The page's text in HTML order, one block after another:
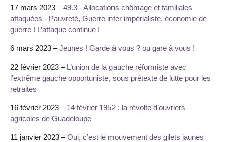
17 mars 2023 –49.3 - Allocations chômage et familiales
attaquées - Pauvreté, Guerre inter impérialiste, économie de
guerre ! L’attaque continue !
6 mars 2023 –Jeunes ! Garde à vous ? ou gare à vous !
22 février 2023 – L’union de la gauche réformiste avec
l’extrême gauche opportuniste, sous prétexte de lutte pour les
retraites
16 février 2023 – 14 février 1952 : la révolte d’ouvriers
agricoles de Guadeloupe
11 janvier 2023 –Oui, c’est le mouvement des gilets jaunes